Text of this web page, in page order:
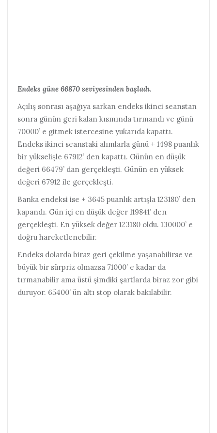
Endeks güne 66870 seviyesinden başladı.
Açılış sonrası aşağıya sarkan endeks ikinci seanstan
sonra günün geri kalan kısmında tırmandı ve günü
70000’ e gitmek istercesine yukarıda kapattı.
Endeks ikinci seanstaki alımlarla günü + 1498 puanlık
bir yükselişle 67912’ den kapattı. Günün en düşük
değeri 66479’ dan gerçekleşti. Günün en yüksek
değeri 67912 ile gerçekleşti.
Banka endeksi ise + 3645 puanlık artışla 123180’ den
kapandı. Gün içi en düşük değer 119841’ den
gerçekleşti. En yüksek değer 123180 oldu. 130000’ e
doğru hareketlenebilir.
Endeks dolarda biraz geri çekilme yaşanabilirse ve
büyük bir sürpriz olmazsa 71000’ e kadar da
tırmanabilir ama üstü şimdiki şartlarda biraz zor gibi
duruyor. 65400’ ün altı stop olarak bakılabilir.